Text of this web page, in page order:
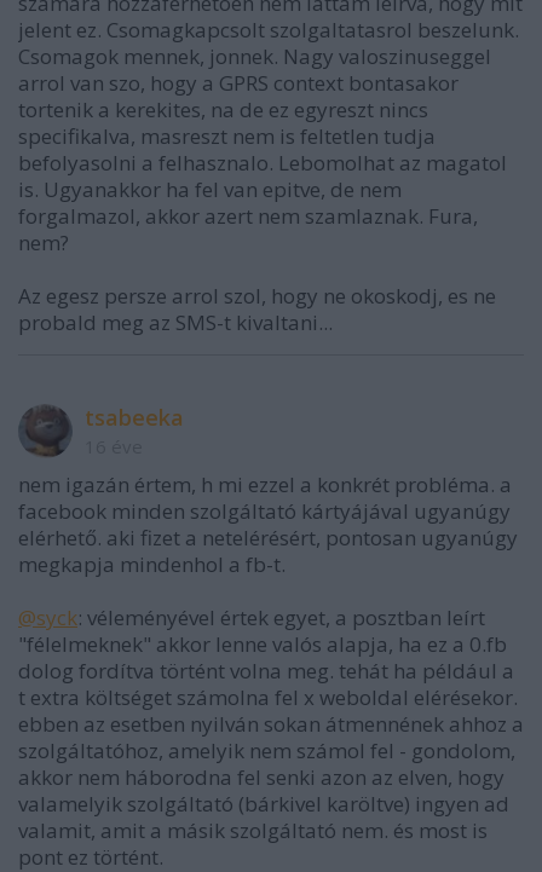
jelent ez. Csomagkapcsolt szolgaltatasrol beszelunk.
Csomagok mennek, jonnek. Nagy valoszinuseggel
arrol van szo, hogy a GPRS context bontasakor
tortenik a kerekites, na de ez egyreszt nincs
specifikalva, masreszt nem is feltetlen tudja
befolyasolni a felhasznalo. Lebomolhat az magatol
is. Ugyanakkor ha fel van epitve, de nem
forgalmazol, akkor azert nem szamlaznak. Fura,
nem?
Az egesz persze arrol szol, hogy ne okoskodj, es ne
probald meg az SMS-t kivaltani...
tsabeeka
nem igazán értem, h mi ezzel a konkrét probléma. a
facebook minden szolgáltató kártyájával ugyanúgy
elérhető. aki fizet a netelérésért, pontosan ugyanúgy
megkapja mindenhol a fb-t.
@syck: véleményével értek egyet, a posztban leírt
"félelmeknek" akkor lenne valós alapja, ha ez a 0.fb
dolog fordítva történt volna meg. tehát ha például a
t extra költséget számolna fel x weboldal elérésekor.
ebben az esetben nyilván sokan átmennének ahhoz a
szolgáltatóhoz, amelyik nem számol fel - gondolom,
akkor nem háborodna fel senki azon az elven, hogy
valamelyik szolgáltató (bárkivel karöltve) ingyen ad
valamit, amit a másik szolgáltató nem. és most is
pont ez történt.